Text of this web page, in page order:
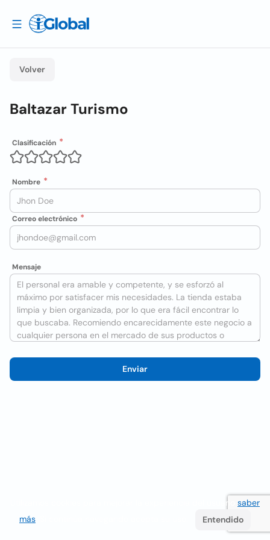
Volver
Baltazar Turismo
Clasificación
Nombre
Correo electrónico
Mensaje
Enviar
Utilizamos cookies para mejorar la experiencia del usuario saber
más
Entendido